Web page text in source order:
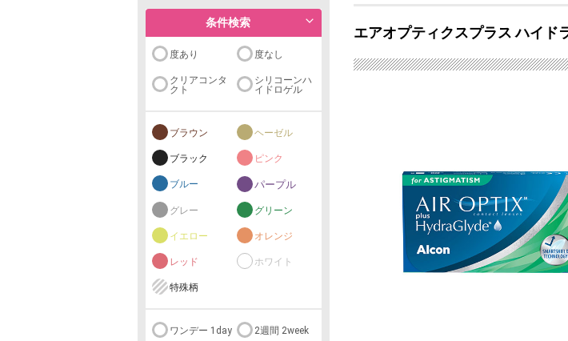
条件検索
度あり 度なし
クリアコンタ
クト
シリコーンハ
イドロゲル
ブラウン ヘーゼル
ブラック ピンク
ブルー パープル
グレー グリーン
イエロー オレンジ
レッド ホワイト
特殊柄
ワンデー 1day 2週間 2week
エアオプティクスプラス ハイド